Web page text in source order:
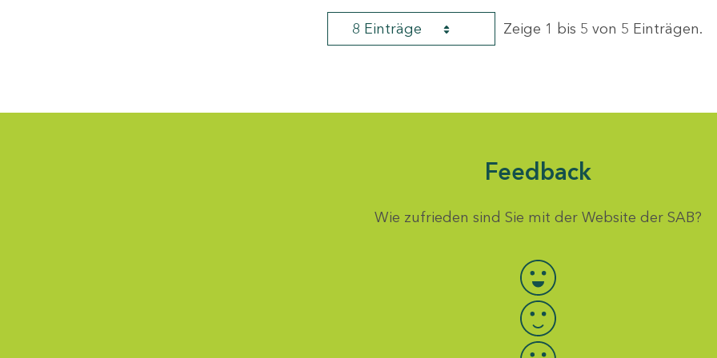
8 Einträge Zeige 1 bis 5 von 5 Einträgen.
Feedback
Wie zufrieden sind Sie mit der Website der SAB?
Bewertung auswählen